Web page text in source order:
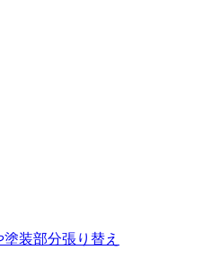
塗装部分張り替え